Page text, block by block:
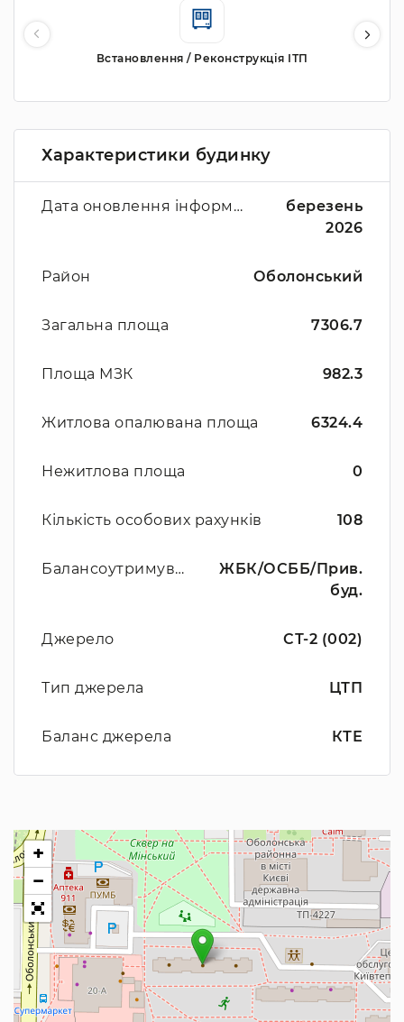
Встановлення / Реконструкція ІТП
Характеристики будинку
Дата оновлення інформації
березень
2026
Район Оболонський
Загальна площа 7306.7
Площа МЗК 982.3
Житлова опалювана площа 6324.4
Нежитлова площа 0
Кількість особових рахунків 108
Балансоутримувач
ЖБК/ОСББ/Прив.
буд.
Джерело СТ-2 (002)
Тип джерела ЦТП
Баланс джерела КТЕ
+
−